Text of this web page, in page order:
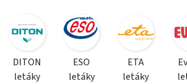
DITON
letáky
ESO
letáky
ETA
letáky